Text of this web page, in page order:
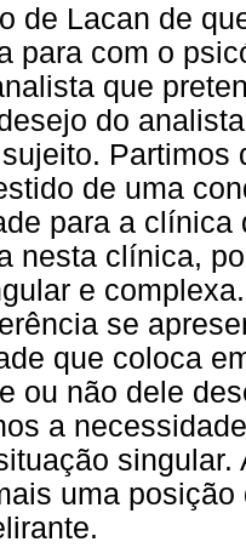
de Lacan de
para com o
que
do
Partimos
de uma
para a
nesta clínica,
e
se
que coloca
ou não dele
a
uma